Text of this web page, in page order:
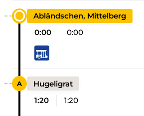
Abländschen, Mittelberg
0:00
0:00
Hugeligrat
1:20
1:20